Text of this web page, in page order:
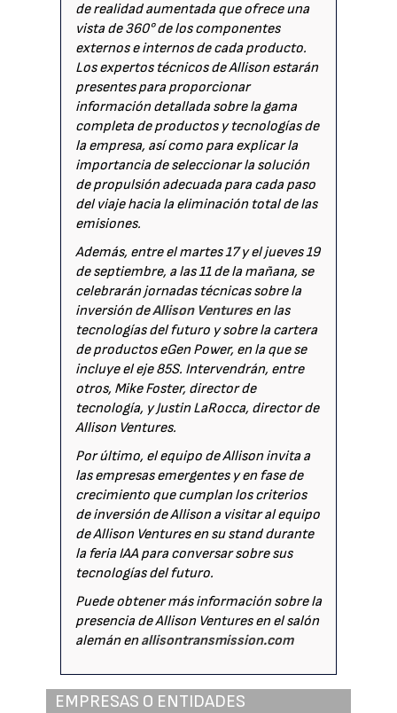
de realidad aumentada que ofrece una
vista de 360° de los componentes
externos e internos de cada producto.
Los expertos técnicos de Allison estarán
presentes para proporcionar
información detallada sobre la gama
completa de productos y tecnologías de
la empresa, así como para explicar la
importancia de seleccionar la solución
de propulsión adecuada para cada paso
del viaje hacia la eliminación total de las
emisiones.
Además, entre el martes 17 y el jueves 19
de septiembre, a las 11 de la mañana, se
celebrarán jornadas técnicas sobre la
inversión deAllison Venturesen las
tecnologías del futuro y sobre la cartera
de productos eGen Power, en la que se
incluye el eje 85S. Intervendrán, entre
otros, Mike Foster, director de
tecnología, y Justin LaRocca, director de
Allison Ventures.
Por último, el equipo de Allison invita a
las empresas emergentes y en fase de
crecimiento que cumplan los criterios
de inversión de Allison a visitar al equipo
de Allison Ventures en su stand durante
la feria IAA para conversar sobre sus
tecnologías del futuro.
Puede obtener más información sobre la
presencia de Allison Ventures en el salón
alemán enallisontransmission.com
EMPRESAS O ENTIDADES